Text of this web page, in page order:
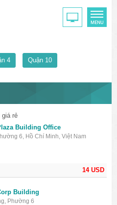
4 Quận 10
giá rẻ
14 USD
Building Office
6, Hồ Chí Minh, Việt Nam
Building
Phường 6